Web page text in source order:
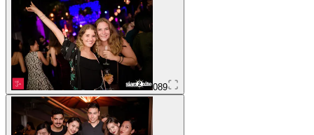
089